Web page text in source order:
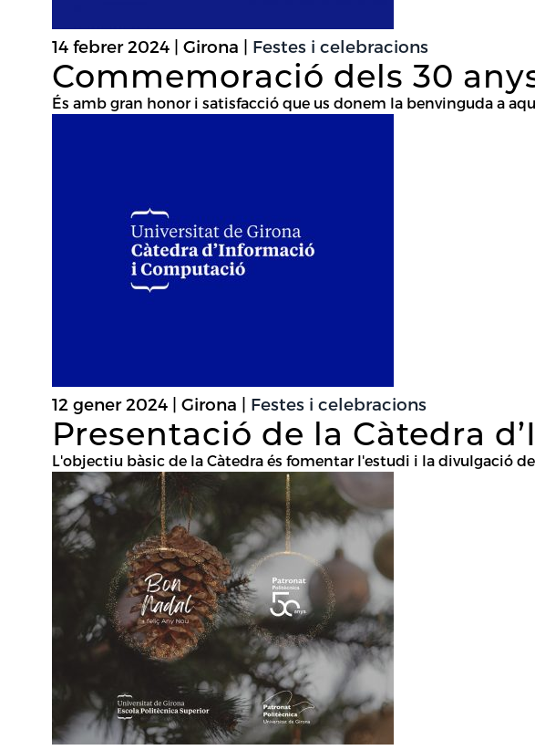
14 febrer 2024 | Girona | Festes i celebracions
Commemoració dels 30
És amb gran honor i satisfacció que us donem la benvinguda a
12 gener 2024 | Girona | Festes i celebracions
Presentació de la Càtedra
L'objectiu bàsic de la Càtedra és fomentar l'estudi i la divulgació